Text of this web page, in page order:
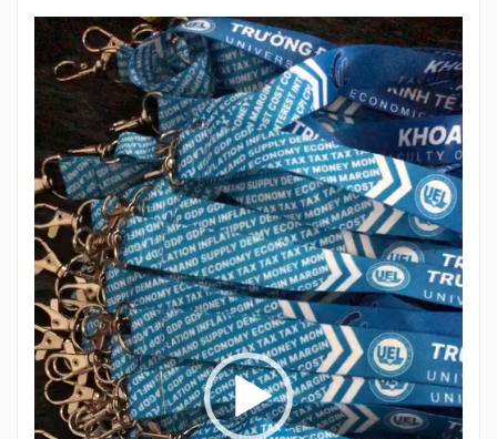
Trình
chơi
Video